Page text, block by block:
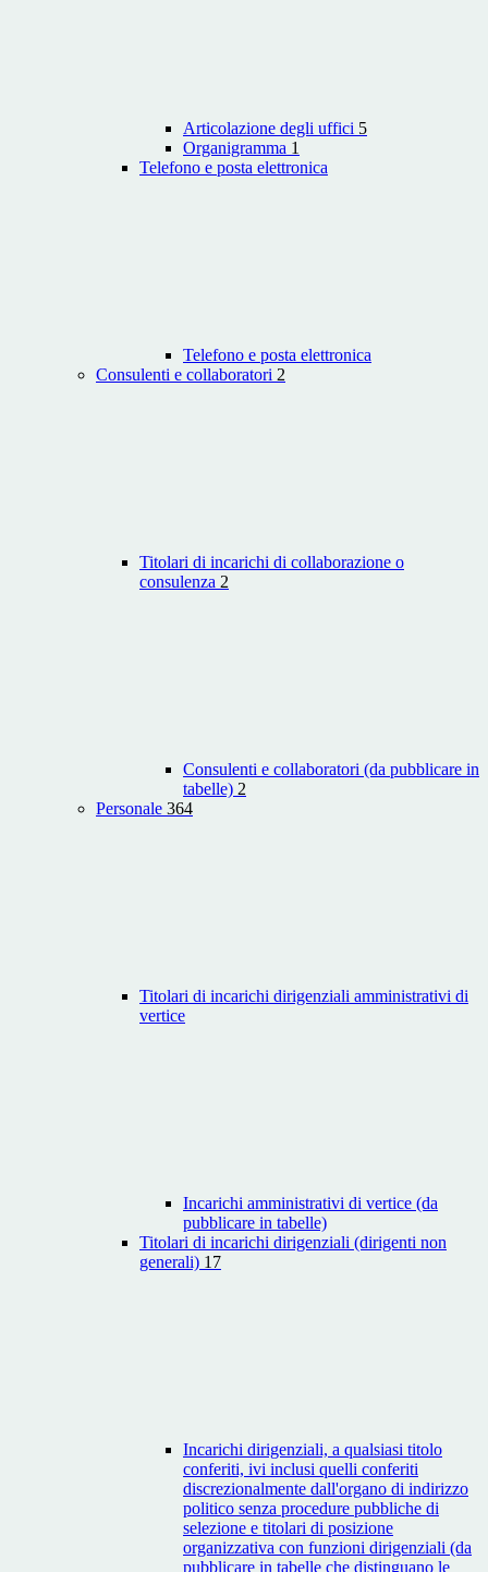
Articolazione degli uffici 5
Organigramma 1
Telefono e posta elettronica
Telefono e posta elettronica
Consulenti e collaboratori 2
Titolari di incarichi di collaborazione o
consulenza 2
Consulenti e collaboratori (da pubblicare in
tabelle) 2
Personale 364
Titolari di incarichi dirigenziali amministrativi di
vertice
Incarichi amministrativi di vertice (da
pubblicare in tabelle)
Titolari di incarichi dirigenziali (dirigenti non
generali) 17
Incarichi dirigenziali, a qualsiasi titolo
conferiti, ivi inclusi quelli conferiti
discrezionalmente dall'organo di indirizzo
politico senza procedure pubbliche di
selezione e titolari di posizione
organizzativa con funzioni dirigenziali (da
pubblicare in tabelle che distinguano le